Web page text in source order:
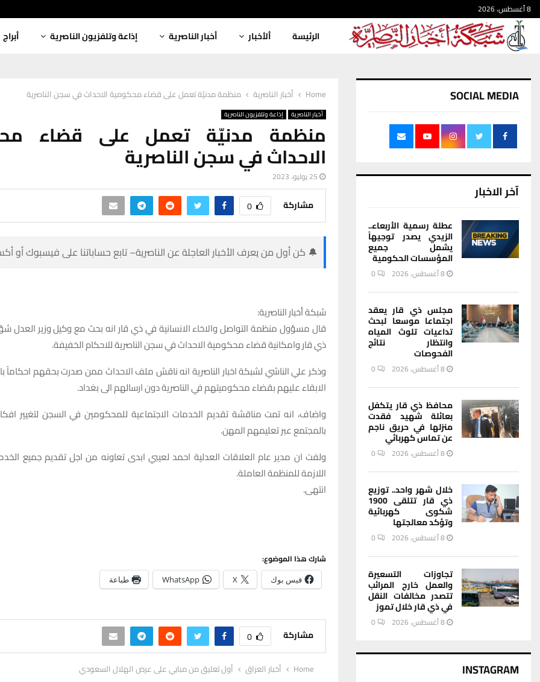
8 أغسطس، 2026
الرئيسة ألأخبار أخبار الناصرية إذاعة وتلفزيون الناصرية أبراج
Home أخبار الناصرية منظمة مدنيّة تعمل على قضاء محكومية الاحداث في سجن الناصرية
أخبار الناصرية إذاعة وتلفزيون الناصرية
منظمة مدنيّة تعمل على قضاء
الاحداث في سجن الناصرية
25 يوليو، 2023
مشاركة 0
🔔 كن أول من يعرف الأخبار العاجلة عن الناصرية– تابع حساباتنا على فيسبوك أو
شبكة أخبار الناصرية:
قال مسؤول منظمة التواصل والاخاء الانسانية في ذي قار انه بحث مع وكيل وزير العدل
ذي قار وامكانية قضاء محكومية الاحداث في سجن الناصرية للاحكام الخفيفة.
وذكر علي الناشي لشبكة اخبار الناصرية انه ناقش ملف الاحداث ممن صدرت بحقهم احكاماً
الابقاء عليهم بقضاء محكوميتهم في الناصرية دون ارسالهم الى بغداد.
واضاف، انه تمت مناقشة تقديم الخدمات الاجتماعية للمحكومين في السجن لتغيير
بالمجتمع عبر تعليمهم المهن.
ولفت ان مدير عام العلاقات العدلية احمد لعيبي ابدى تعاونه من اجل تقديم جميع
اللازمة للمنظمة العاملة.
انتهى.
شارك هذا الموضوع:
فيس بوك X
WhatsApp طباعة
مشاركة 0
Home أخبار العراق أول تعليق من مبابي على عرض الهلال السعودي
SOCIAL MEDIA
آخر الاخبار
عطلة رسمية الأربعاء..
الزيدي يصدر توجيهاً
يشمل جميع
المؤسسات الحكومية
8 أغسطس، 2026 0
مجلس ذي قار يعقد
اجتماعا موسعا لبحث
تداعيات تلوث المياه
وانتظار نتائج
الفحوصات
8 أغسطس، 2026 0
محافظ ذي قار يتكفل
بعائلة شهيد فقدت
منزلها في حريق ناجم
عن تماس كهربائي
8 أغسطس، 2026 0
خلال شهر واحد.. توزيع
ذي قار تتلقى 1900
شكوى كهربائية
وتؤكد معالجتها
8 أغسطس، 2026 0
تجاوزات التسعيرة
والعمل خارج المرائب
تتصدر مخالفات النقل
في ذي قار خلال تموز
8 أغسطس، 2026 0
INSTAGRAM